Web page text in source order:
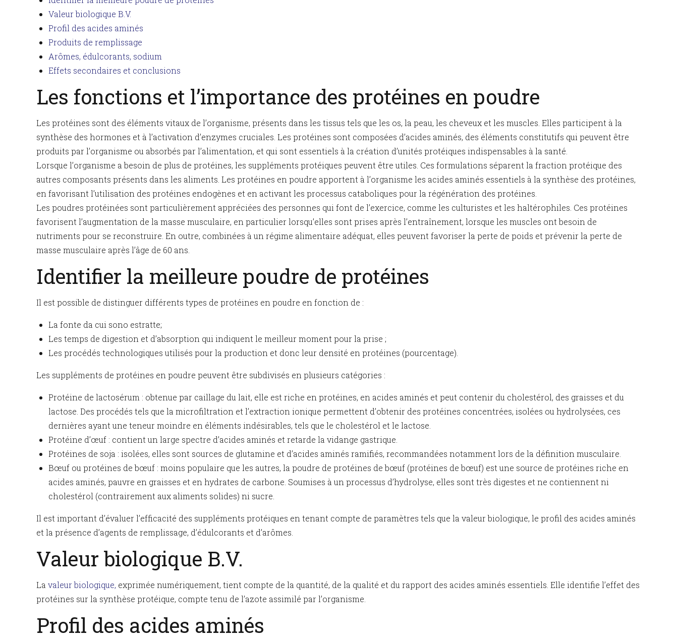
Valeur biologique B.V.
Profil des acides aminés
Produits de remplissage
Arômes, édulcorants, sodium
Effets secondaires et conclusions
Les fonctions et l’importance des protéines en poudre
Les protéines sont des éléments vitaux de l’organisme, présents dans les tissus tels que les os, la peau, les cheveux et les muscles. Elles participent à la
synthèse des hormones et à l’activation d’enzymes cruciales. Les protéines sont composées d’acides aminés, des éléments constitutifs qui peuvent être
produits par l’organisme ou absorbés par l’alimentation, et qui sont essentiels à la création d’unités protéiques indispensables à la santé.
Lorsque l’organisme a besoin de plus de protéines, les suppléments protéiques peuvent être utiles. Ces formulations séparent la fraction protéique des
autres composants présents dans les aliments. Les protéines en poudre apportent à l’organisme les acides aminés essentiels à la synthèse des protéines,
en favorisant l’utilisation des protéines endogènes et en activant les processus cataboliques pour la régénération des protéines.
Les poudres protéinées sont particulièrement appréciées des personnes qui font de l’exercice, comme les culturistes et les haltérophiles. Ces protéines
favorisent l’augmentation de la masse musculaire, en particulier lorsqu’elles sont prises après l’entraînement, lorsque les muscles ont besoin de
nutriments pour se reconstruire. En outre, combinées à un régime alimentaire adéquat, elles peuvent favoriser la perte de poids et prévenir la perte de
masse musculaire après l’âge de 60 ans.
Identifier la meilleure poudre de protéines
Il est possible de distinguer différents types de protéines en poudre en fonction de :
La fonte da cui sono estratte;
Les temps de digestion et d’absorption qui indiquent le meilleur moment pour la prise ;
Les procédés technologiques utilisés pour la production et donc leur densité en protéines (pourcentage).
Les suppléments de protéines en poudre peuvent être subdivisés en plusieurs catégories :
Protéine de lactosérum : obtenue par caillage du lait, elle est riche en protéines, en acides aminés et peut contenir du cholestérol, des graisses et du
lactose. Des procédés tels que la microfiltration et l’extraction ionique permettent d’obtenir des protéines concentrées, isolées ou hydrolysées, ces
dernières ayant une teneur moindre en éléments indésirables, tels que le cholestérol et le lactose.
Protéine d’œuf : contient un large spectre d’acides aminés et retarde la vidange gastrique.
Protéines de soja : isolées, elles sont sources de glutamine et d’acides aminés ramifiés, recommandées notamment lors de la définition musculaire.
Bœuf ou protéines de bœuf : moins populaire que les autres, la poudre de protéines de bœuf (protéines de bœuf) est une source de protéines riche en
acides aminés, pauvre en graisses et en hydrates de carbone. Soumises à un processus d’hydrolyse, elles sont très digestes et ne contiennent ni
cholestérol (contrairement aux aliments solides) ni sucre.
Il est important d’évaluer l’efficacité des suppléments protéiques en tenant compte de paramètres tels que la valeur biologique, le profil des acides aminés
et la présence d’agents de remplissage, d’édulcorants et d’arômes.
Valeur biologique B.V.
La valeur biologique, exprimée numériquement, tient compte de la quantité, de la qualité et du rapport des acides aminés essentiels. Elle identifie l’effet des
protéines sur la synthèse protéique, compte tenu de l’azote assimilé par l’organisme.
Profil des acides aminés